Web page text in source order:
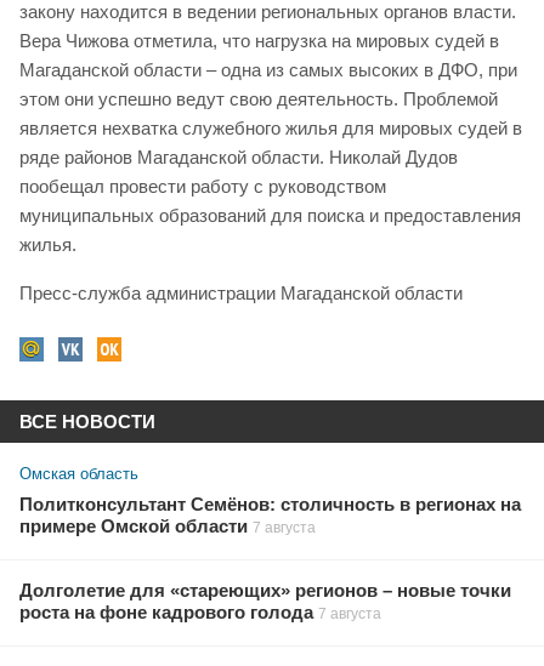
закону находится в ведении региональных органов власти.
Вера Чижова отметила, что нагрузка на мировых судей в
Магаданской области – одна из самых высоких в ДФО, при
этом они успешно ведут свою деятельность. Проблемой
является нехватка служебного жилья для мировых судей в
ряде районов Магаданской области. Николай Дудов
пообещал провести работу с руководством
муниципальных образований для поиска и предоставления
жилья.
Пресс-служба администрации Магаданской области
ВСЕ НОВОСТИ
Омская область
Политконсультант Семёнов: столичность в регионах на
примере Омской области 7 августа
Долголетие для «стареющих» регионов – новые точки
роста на фоне кадрового голода 7 августа